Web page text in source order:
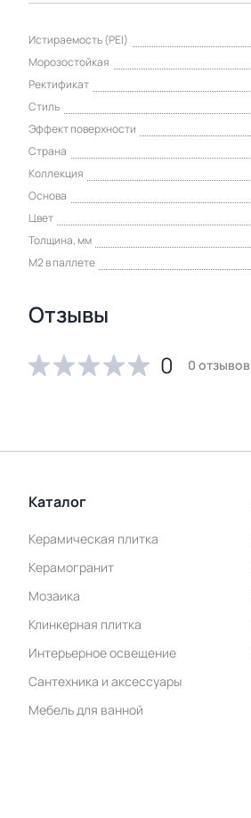
Истираемость (PEI)
Морозостойкая
Ректификат
Стиль
Эффект поверхности
Страна
Коллекция
Основа
Цвет
Толщина, мм
М2 в паллете
Отзывы
0
0 отзывов
Каталог
Керамическая плитка
Керамогранит
Мозаика
Клинкерная плитка
Интерьерное освещение
Сантехника и аксессуары
Мебель для ванной